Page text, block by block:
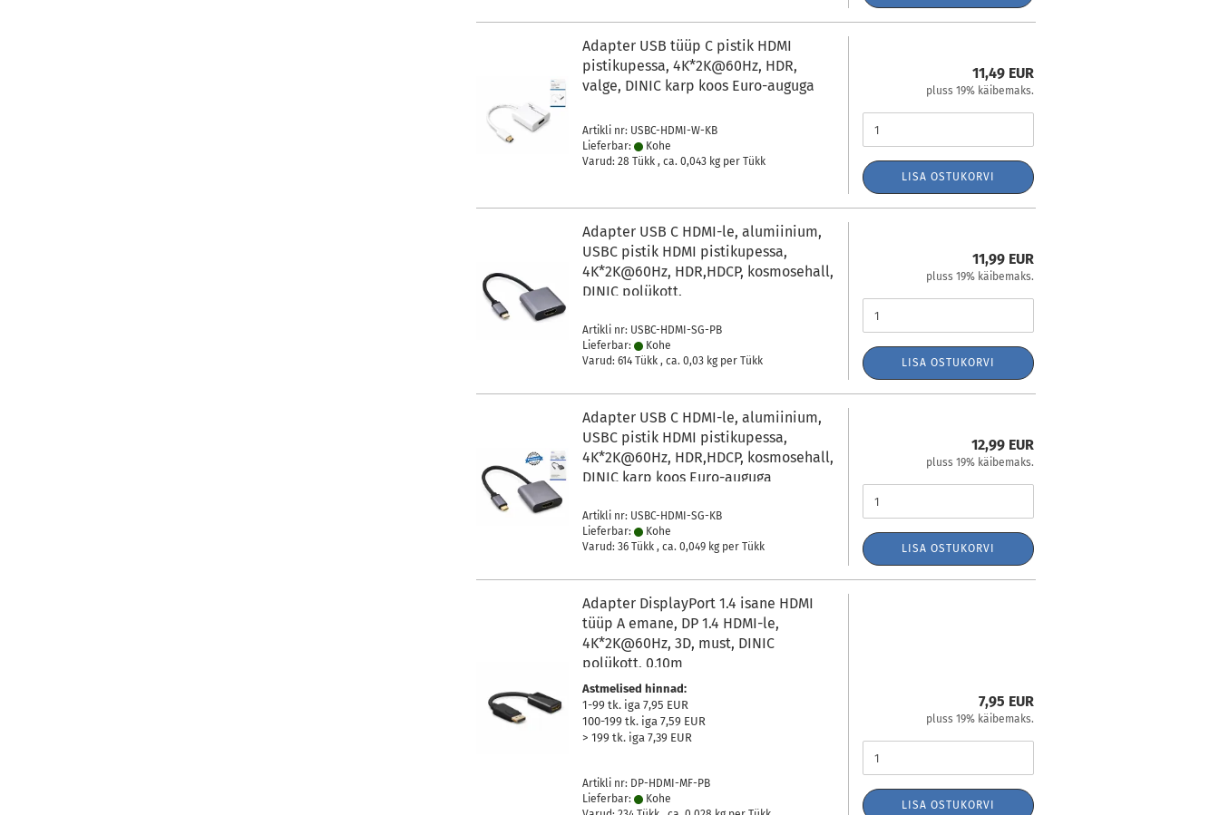
Adapter USB tüüp C pistik HDMI
pistikupessa, 4K*2K@60Hz, HDR,
valge, DINIC karp koos Euro-auguga
Artikli nr: USBC-HDMI-W-KB
Lieferbar:
Kohe
Varud: 28 Tükk , ca.0,043 kg per Tükk
11,49 EUR
pluss 19% käibemaks.
LISA OSTUKORVI
Adapter USB C HDMI-le, alumiinium,
USBC pistik HDMI pistikupessa,
4K*2K@60Hz, HDR,HDCP, kosmosehall,
DINIC polükott.
Artikli nr: USBC-HDMI-SG-PB
Lieferbar:
Kohe
Varud: 614 Tükk , ca.0,03 kg per Tükk
11,99 EUR
pluss 19% käibemaks.
LISA OSTUKORVI
Adapter USB C HDMI-le, alumiinium,
USBC pistik HDMI pistikupessa,
4K*2K@60Hz, HDR,HDCP, kosmosehall,
DINIC karp koos Euro-auguga
Artikli nr: USBC-HDMI-SG-KB
Lieferbar:
Kohe
Varud: 36 Tükk , ca.0,049 kg per Tükk
12,99 EUR
pluss 19% käibemaks.
LISA OSTUKORVI
Adapter DisplayPort 1.4 isane HDMI
tüüp A emane, DP 1.4 HDMI-le,
4K*2K@60Hz, 3D, must, DINIC
polükott, 0,10m
Astmelised hinnad:
1-99 tk. iga 7,95 EUR
100-199 tk. iga 7,59 EUR
> 199 tk. iga 7,39 EUR
Artikli nr: DP-HDMI-MF-PB
Lieferbar:
Kohe
7,95 EUR
pluss 19% käibemaks.
LISA OSTUKORVI